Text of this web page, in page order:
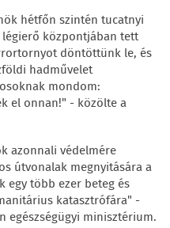
hétfőn szintén tucatnyi
központjában tett
döntöttünk le, és
hadművelet
mondom:
el onnan!" - közölte a
azonnali védelmére
útvonalak megnyitására a
egy több ezer beteg és
katasztrófára" -
egészségügyi minisztérium.